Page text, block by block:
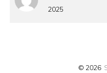
2025
© 2026